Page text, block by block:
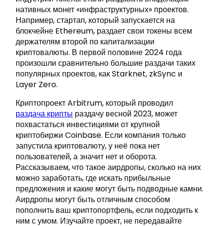
нативных монет «инфраструктурных» проектов.
Например, стартап, который запускается на
блокчейне Ethereum, раздает свои токены всем
держателям второй по капитализации
криптовалюты. В первой половине 2024 года
произошли сравнительно большие раздачи таких
популярных проектов, как Starknet, zkSync и
Layer Zero.
Криптопроект Arbitrum, который проводил
раздача крипты раздачу весной 2023, может
похвастаться инвестициями от крупной
криптобиржи Coinbase. Если компания только
запустила криптовалюту, у неё пока нет
пользователей, а значит нет и оборота.
Рассказываем, что такое аирдропы, сколько на них
можно заработать, где искать прибыльные
предложения и какие могут быть подводные камни.
Аирдропы могут быть отличным способом
пополнить ваш криптопортфель, если подходить к
ним с умом. Изучайте проект, не передавайте